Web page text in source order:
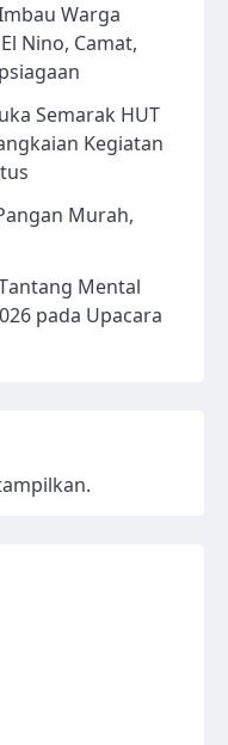
Warga
Nino, Camat,
Semarak HUT
Kegiatan
Murah,
Mental
pada Upacara